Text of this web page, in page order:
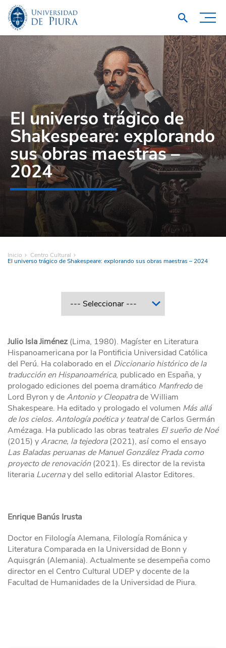
El universo trágico de
Shakespeare: explorando
sus obras maestras –
2024
Inicio Centro Cultural
El universo trágico de Shakespeare: explorando sus obras maestras – 2024
Julio Isla Jiménez (Lima, 1980). Magíster en Literatura
Hispanoamericana por la Pontificia Universidad Católica
del Perú. Ha colaborado en el Diccionario histórico de la
traducción en Hispanoamérica, publicado en España, y
prologado ediciones del poema dramático Manfredode
Lord Byron y deAntonio y Cleopatrade William
Shakespeare. Ha editado y prologado el volumen Más allá
de los cielos. Antología poética y teatralde Carlos Germán
Amézaga. Ha publicado las obras teatrales El sueño de Noé
(2015) yAracne, la tejedora(2021), así como el ensayo
Las Baladas peruanas de Manuel González Prada como
proyecto de renovación(2021). Es director de la revista
literaria Lucernay del sello editorial Alastor Editores.
Enrique Banús Irusta
Doctor en Filología Alemana, Filología Románica y
Literatura Comparada en la Universidad de Bonn y
Aquisgrán (Alemania). Actualmente se desempeña como
director en el Centro Cultural UDEP y docente de la
Facultad de Humanidades de la Universidad de Piura.